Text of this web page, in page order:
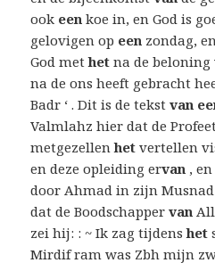
ook een koe in, en God is
gelovigen op een zondag,
God methet na de beloning
na de ons heeft gebracht
Badr ‘ . Dit is de tekstvan
Valmlahz hier dat de
metgezellenhet vertellen
en deze opleiding ervan ,
door Ahmad in zijn
dat de Boodschappervan
zei hij: : ~ Ik zag tijdenshet
Mirdif ram was Zbh mijn